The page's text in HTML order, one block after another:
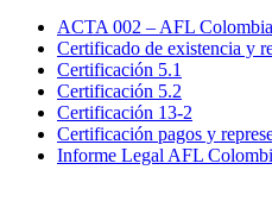
ACTA 002 – AFL
Certificado de existencia y
Certificación 5.1
Certificación 5.2
Certificación 13-2
Certificación pagos y
Informe Legal AFL